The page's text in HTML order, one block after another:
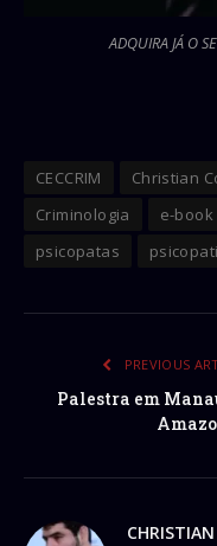
ADQUIRA JÁ O
CECCRIM Christian
Criminologia
e-book
psicopatas
PREVIOUS
Palestra em